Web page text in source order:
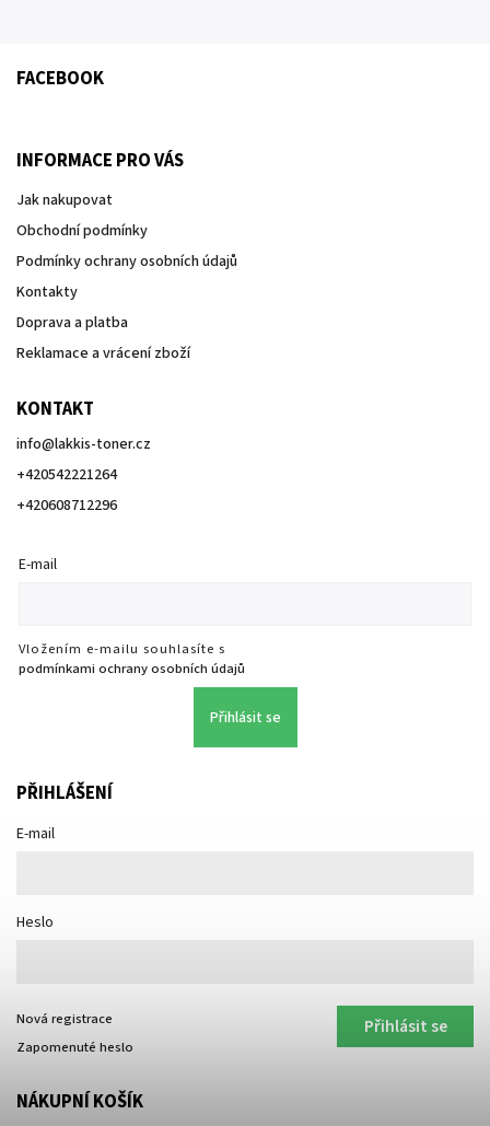
FACEBOOK
INFORMACE PRO VÁS
Jak nakupovat
Obchodní podmínky
Podmínky ochrany osobních údajů
Kontakty
Doprava a platba
Reklamace a vrácení zboží
KONTAKT
info@lakkis-toner.cz
+420542221264
+420608712296
E-mail
Vložením e-mailu souhlasíte s
podmínkami ochrany osobních údajů
Přihlásit se
PŘIHLÁŠENÍ
E-mail
Heslo
Přihlásit se
Nová registrace
Zapomenuté heslo
NÁKUPNÍ KOŠÍK